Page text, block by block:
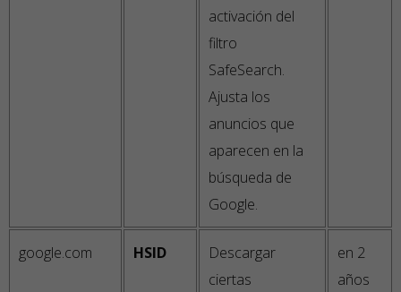
activación del
filtro
SafeSearch.
Ajusta los
anuncios que
aparecen en la
búsqueda de
Google.
google.com HSID
Descargar
ciertas
en 2
años